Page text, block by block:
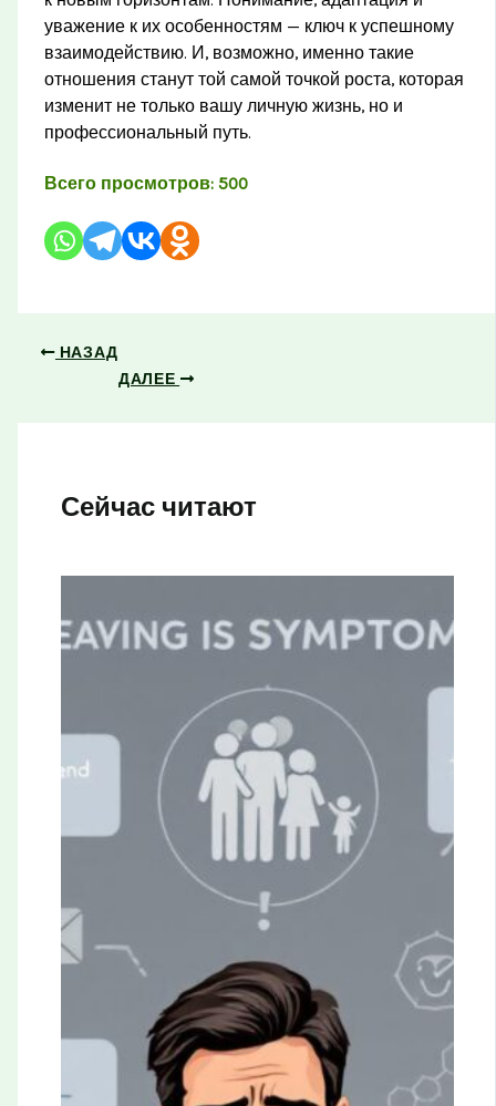
уважение к их особенностям — ключ к успешному
взаимодействию. И, возможно, именно такие
отношения станут той самой точкой роста, которая
изменит не только вашу личную жизнь, но и
профессиональный путь.
Всего просмотров: 500
НАЗАД
ДАЛЕЕ
Сейчас читают